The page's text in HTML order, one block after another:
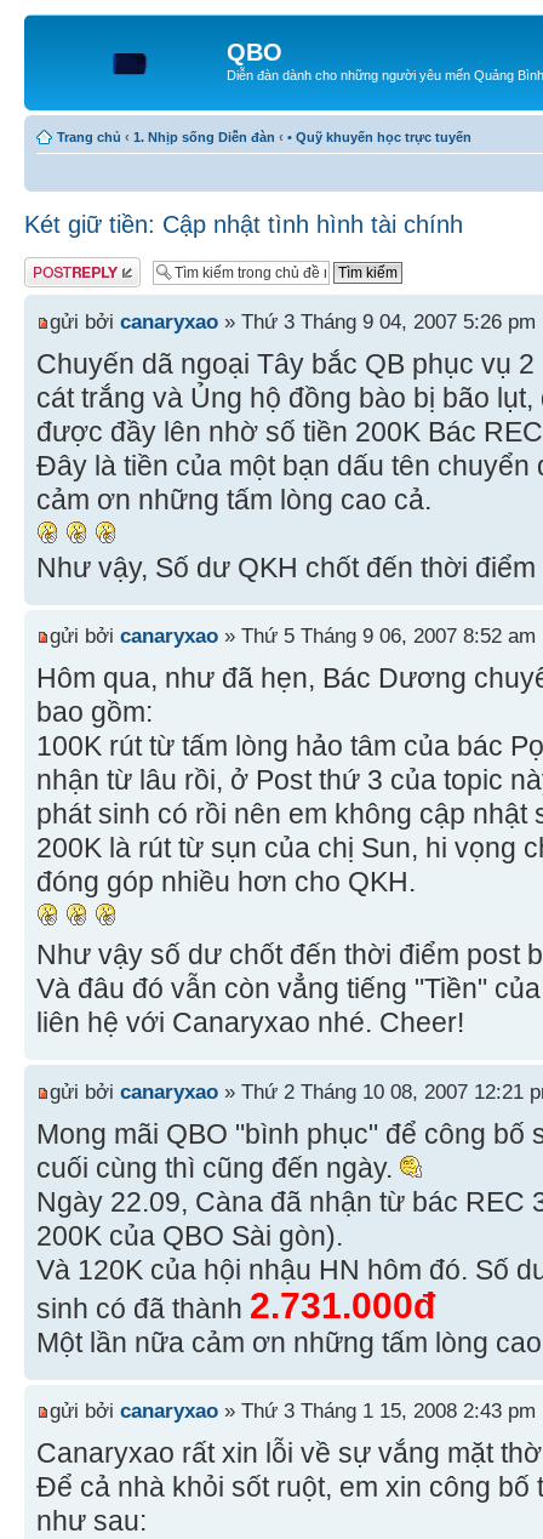
QBO
Diễn đàn dành cho những người yêu mến Quảng Bình
Trang chủ ‹ 1. Nhịp sống Diễn đàn ‹ • Quỹ khuyến học trực tuyến
Két giữ tiền: Cập nhật tình hình tài chính
Gửi bài trả lời
gửi bởi canaryxao » Thứ 3 Tháng 9 04, 2007 5:26 pm
Chuyến dã ngoại Tây bắc QB phục vụ
cát trắng và Ủng hộ đồng bào bị bão
được đầy lên nhờ số tiền 200K Bác
Đây là tiền của một bạn dấu tên chuyển
cảm ơn những tấm lòng cao cả.
Như vậy, Số dư QKH chốt đến thời
gửi bởi canaryxao » Thứ 5 Tháng 9 06, 2007 8:52 am
Hôm qua, như đã hẹn, Bác Dương
bao gồm:
100K rút từ tấm lòng hảo tâm của bác
nhận từ lâu rồi, ở Post thứ 3 của topic
phát sinh có rồi nên em không cập nhật
200K là rút từ sụn của chị Sun, hi vọng
đóng góp nhiều hơn cho QKH.
Như vậy số dư chốt đến thời điểm post
Và đâu đó vẫn còn vẳng tiếng "Tiền"
liên hệ với Canaryxao nhé. Cheer!
gửi bởi canaryxao » Thứ 2 Tháng 10 08, 2007 12:21
Mong mãi QBO "bình phục" để công bố
cuối cùng thì cũng đến ngày.
Ngày 22.09, Càna đã nhận từ bác REC
200K của QBO Sài gòn).
Và 120K của hội nhậu HN hôm đó. Số
sinh có đã thành 2.731.000đ
Một lần nữa cảm ơn những tấm lòng
gửi bởi canaryxao » Thứ 3 Tháng 1 15, 2008 2:43 pm
Canaryxao rất xin lỗi về sự vắng mặt
Để cả nhà khỏi sốt ruột, em xin công bố
như sau: